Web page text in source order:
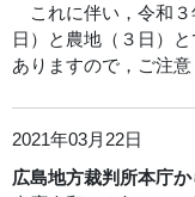
これに伴い，令和３
日）と農地（３日）
ありますので，ご注意
2021年03月22日
広島地方裁判所本庁